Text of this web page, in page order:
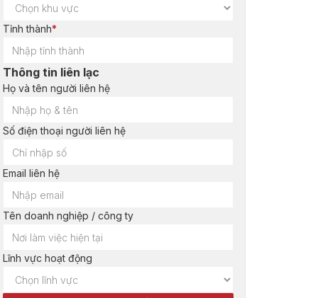
Tỉnh thành*
Thông tin liên lạc
Họ và tên người liên hệ
Số điện thoại người liên hệ
Email liên hệ
Tên doanh nghiệp / công ty
Lĩnh vực hoạt động